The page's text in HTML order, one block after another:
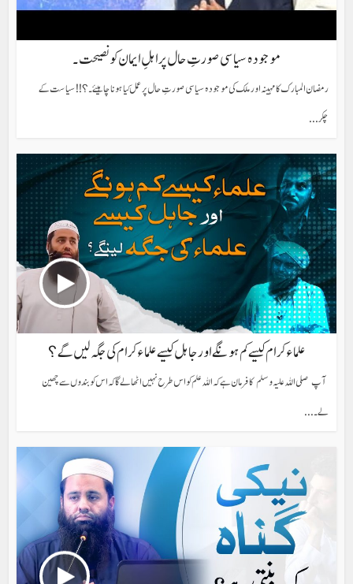
موجودہ سیاسی صورتِ حال پر اہلِ ایمان کو نصیحت۔
رمضان المبارک کا مہینہ اور ملک کی موجودہ سیاسی صورتِ حال پر عمل کیا ہونا چاہیئے۔؟!! سیاست کے
چکر...
علماء کرام کیسے کم ہونگے اور جاہل کیسے علماء کرام کی جگہ لیں گے؟
آپ صلی اللہ علیہ وسلم کا فرمان ہے کہ اللہ علم کو اس طرح نہیں اٹھا لے گا کہ اس کو بندوں سے چھین
لے۔...